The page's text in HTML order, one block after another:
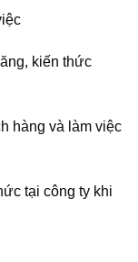
kiến thức
hàng và làm việc
tại công ty khi